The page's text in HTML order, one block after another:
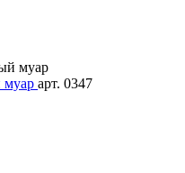
муар арт. 0347